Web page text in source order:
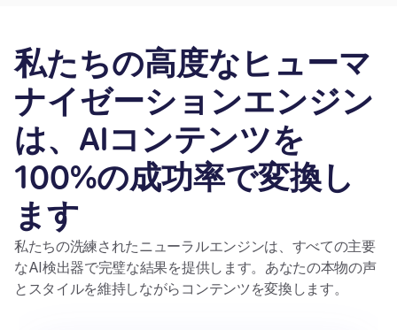
私たちの高度なヒューマ
ナイゼーションエンジン
は、AIコンテンツを
100%の成功率で変換し
ます
私たちの洗練されたニューラルエンジンは、すべての主要
なAI検出器で完璧な結果を提供します。あなたの本物の声
とスタイルを維持しながらコンテンツを変換します。